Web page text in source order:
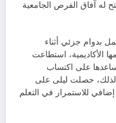
له آفاق الفرص الجامعية
بدوام جزئي أثناء
الأكاديمية، استطاعت
ساعدها على اكتساب
لذلك، حصلت ليلى على
للاستمرار في التعلم